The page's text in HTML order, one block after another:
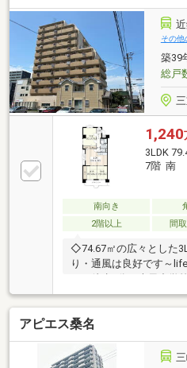
その他
築39
総戸
1,240
3LDK
7階 南
南向き
2階以上
間
◇74.67㎡の広々とした
り・通風は良好です～
まで徒歩8分・光風中学
東店まで徒歩9分・アピ
drug桑名東店まで徒歩7
徒歩3分
アピエス桑名